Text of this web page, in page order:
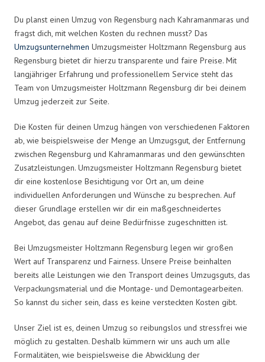
Du planst einen Umzug von Regensburg nach Kahramanmaras und
fragst dich, mit welchen Kosten du rechnen musst? Das
Umzugsunternehmen Umzugsmeister Holtzmann Regensburg aus
Regensburg bietet dir hierzu transparente und faire Preise. Mit
langjähriger Erfahrung und professionellem Service steht das
Team von Umzugsmeister Holtzmann Regensburg dir bei deinem
Umzug jederzeit zur Seite.
Die Kosten für deinen Umzug hängen von verschiedenen Faktoren
ab, wie beispielsweise der Menge an Umzugsgut, der Entfernung
zwischen Regensburg und Kahramanmaras und den gewünschten
Zusatzleistungen. Umzugsmeister Holtzmann Regensburg bietet
dir eine kostenlose Besichtigung vor Ort an, um deine
individuellen Anforderungen und Wünsche zu besprechen. Auf
dieser Grundlage erstellen wir dir ein maßgeschneidertes
Angebot, das genau auf deine Bedürfnisse zugeschnitten ist.
Bei Umzugsmeister Holtzmann Regensburg legen wir großen
Wert auf Transparenz und Fairness. Unsere Preise beinhalten
bereits alle Leistungen wie den Transport deines Umzugsguts, das
Verpackungsmaterial und die Montage- und Demontagearbeiten.
So kannst du sicher sein, dass es keine versteckten Kosten gibt.
Unser Ziel ist es, deinen Umzug so reibungslos und stressfrei wie
möglich zu gestalten. Deshalb kümmern wir uns auch um alle
Formalitäten, wie beispielsweise die Abwicklung der